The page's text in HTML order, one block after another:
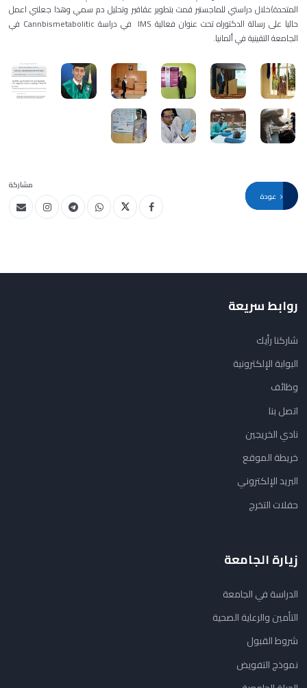
المتحدة)خلال دراستي للماجستير قمت بتطوير عقاقير وتحليل دم سمي وهذا جعلني اعمل
حاليا على رسالة الدكتوراه تحت عنوان فعالية IMS في دراسة Cannbismetabolitic في
الجامعة التقينية في ألمانيا.
مشاركة
روابط سريعة
شاركنا رأيك
البوابة الإلكترونية
وظائف
اتصل بنا
نادي الخريجين
خريطة الموقع
البريد الإلكتروني
حفلات التخرج
زيارة الجامعة
الدراسة في الجامعة
التأمين والرعاية الصحية
شروط القبول
نموذج التفويض